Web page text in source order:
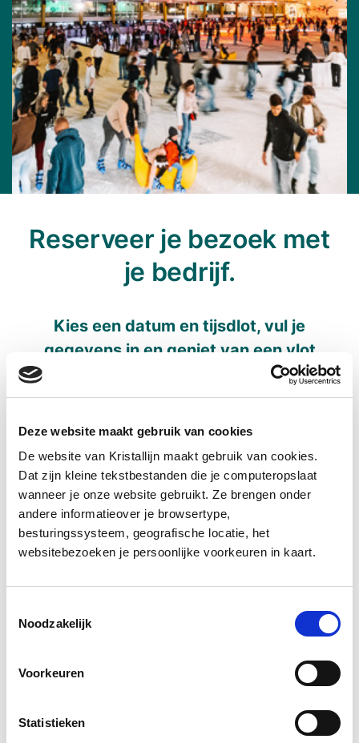
Deze website maakt gebruik van cookies
De website van Kristallijn maakt gebruik van cookies.
Dat zijn kleine tekstbestanden die je computeropslaat
wanneer je onze website gebruikt. Ze brengen onder
andere informatieover je browsertype,
besturingssysteem, geografische locatie, het
websitebezoeken je persoonlijke voorkeuren in kaart.
Noodzakelijk
Voorkeuren
Statistieken
Reserveer je bezoek met
je bedrijf.
Kies een datum en tijsdlot, vul je
gegevens in en geniet van een vlot
ijsmoment bij Kristallijn. Je ontvangt een
bevestigingsmail met alle praktische
info en een bevestigingscode. Deze
eerste halfuur van je gereserveerde
tijdslot, dus zorg dat je op tijd bent.